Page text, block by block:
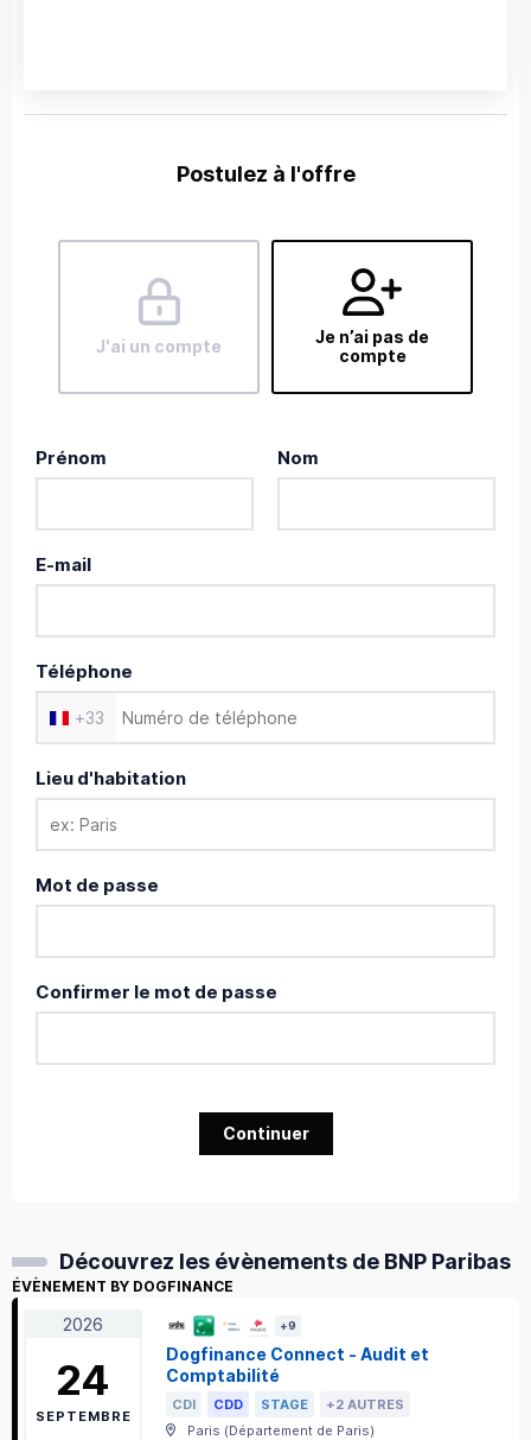
Postulez à l'offre
J'ai un compte
Je n’ai pas de
compte
Prénom Nom
E-mail
Téléphone
+33
Lieu d'habitation
Mot de passe
Confirmer le mot de passe
Continuer
Découvrez les évènements de BNP Paribas
ÉVÈNEMENT BY DOGFINANCE
2026
24
SEPTEMBRE
+9
Dogfinance Connect - Audit et
Comptabilité
CDI CDD STAGE
+2 AUTRES
Paris (Département de Paris)